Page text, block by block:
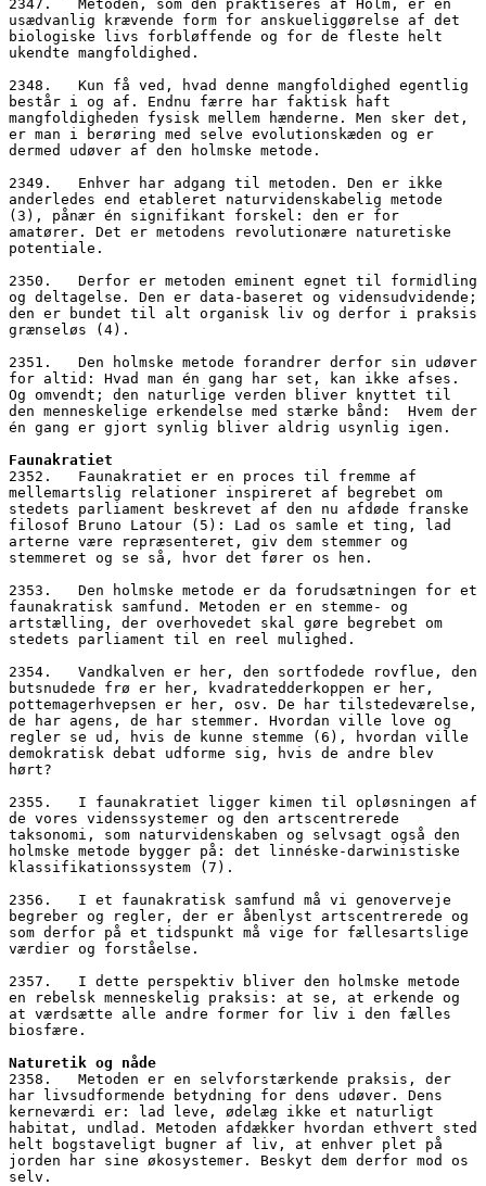
2347.   Metoden, som den praktiseres af Holm, er en
usædvanlig krævende form for anskueliggørelse af det
biologiske livs forbløffende og for de fleste helt
ukendte mangfoldighed.
2348.   Kun få ved, hvad denne mangfoldighed egentlig
består i og af. Endnu færre har faktisk haft
mangfoldigheden fysisk mellem hænderne. Men sker det,
er man i berøring med selve evolutionskæden og er
dermed udøver af den holmske metode.
2349.   Enhver har adgang til metoden. Den er ikke
anderledes end etableret naturvidenskabelig metode
(3), pånær én signifikant forskel: den er for
amatører. Det er metodens revolutionære naturetiske
potentiale.
2350.   Derfor er metoden eminent egnet til formidling
og deltagelse. Den er data-baseret og vidensudvidende;
den er bundet til alt organisk liv og derfor i praksis
grænseløs (4).
2351.   Den holmske metode forandrer derfor sin udøver
for altid: Hvad man én gang har set, kan ikke afses.
Og omvendt; den naturlige verden bliver knyttet til
den menneskelige erkendelse med stærke bånd:  Hvem der
én gang er gjort synlig bliver aldrig usynlig igen.
Faunakratiet
2352.   Faunakratiet er en proces til fremme af
mellemartslig relationer inspireret af begrebet om
stedets parliament beskrevet af den nu afdøde franske
filosof Bruno Latour (5): Lad os samle et ting, lad
arterne være repræsenteret, giv dem stemmer og
stemmeret og se så, hvor det fører os hen.
2353.   Den holmske metode er da forudsætningen for et
faunakratisk samfund. Metoden er en stemme- og
artstælling, der overhovedet skal gøre begrebet om
stedets parliament til en reel mulighed.
2354.   Vandkalven er her, den sortfodede rovflue, den
butsnudede frø er her, kvadratedderkoppen er her,
pottemagerhvepsen er her, osv. De har tilstedeværelse,
de har agens, de har stemmer. Hvordan ville love og
regler se ud, hvis de kunne stemme (6), hvordan ville
demokratisk debat udforme sig, hvis de andre blev
hørt?
2355.   I faunakratiet ligger kimen til opløsningen af
de vores videnssystemer og den artscentrerede
taksonomi, som naturvidenskaben og selvsagt også den
holmske metode bygger på: det linnéske-darwinistiske
klassifikationssystem (7).
2356.   I et faunakratisk samfund må vi genoverveje
begreber og regler, der er åbenlyst artscentrerede og
som derfor på et tidspunkt må vige for fællesartslige
værdier og forståelse.
2357.   I dette perspektiv bliver den holmske metode
en rebelsk menneskelig praksis: at se, at erkende og
at værdsætte alle andre former for liv i den fælles
biosfære.
Naturetik og nåde
2358.   Metoden er en selvforstærkende praksis, der
har livsudformende betydning for dens udøver. Dens
kerneværdi er: lad leve, ødelæg ikke et naturligt
habitat, undlad. Metoden afdækker hvordan ethvert sted
helt bogstaveligt bugner af liv, at enhver plet på
jorden har sine økosystemer. Beskyt dem derfor mod os
selv.